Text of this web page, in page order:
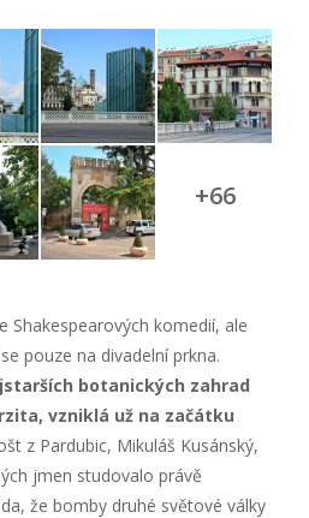
+66
Shakespearových komedií, ale
pouze na divadelní prkna.
botanických zahrad
vzniklá už na začátku
z Pardubic, Mikuláš Kusánský,
jmen studovalo právě
že bomby druhé světové války